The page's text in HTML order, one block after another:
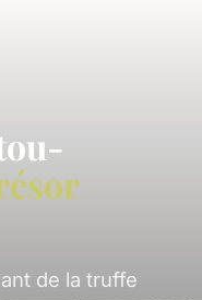
de la truffe